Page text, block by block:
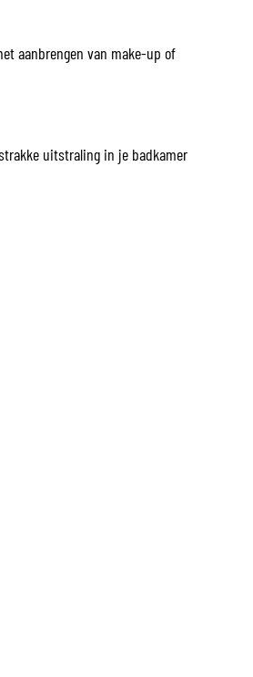
aanbrengen van make-up of
uitstraling in je badkamer